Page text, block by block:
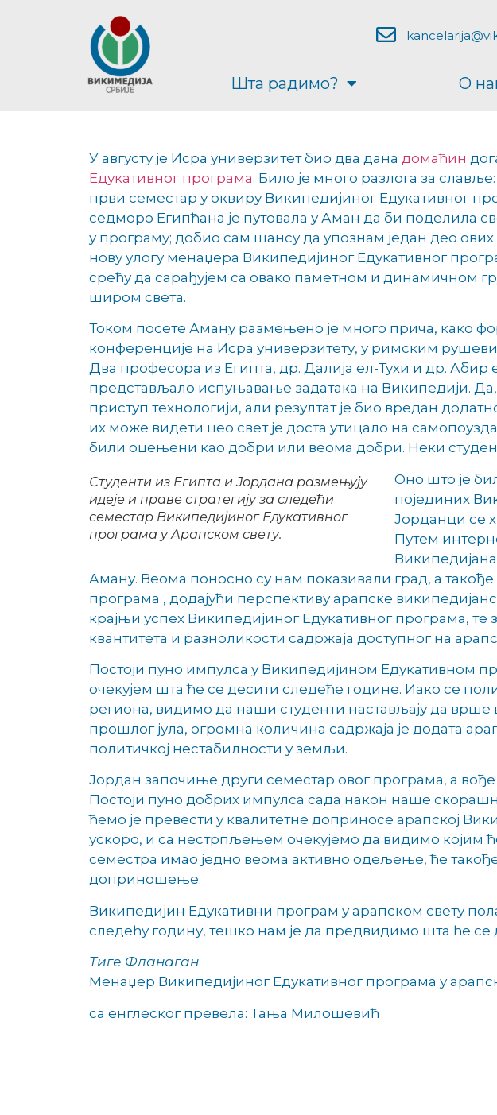
Шта радимо? О
У августу је Исра универзитет био два дана домаћин
Едукативног програма. Било је много разлога за
први семестар у оквиру Википедијиног Едукативног
седморо Египћана је путовала у Аман да би поделила
у програму; добио сам шансу да упознам један део
нову улогу менаџера Википедијиног Едукативног
срећу да сарађујем са овако паметном и динамичном
широм света.
Током посете Аману размењено је много прича, како
конференције на Исра универзитету, у римским
Два професора из Египта, др. Далија ел-Тухи и др. Абир
представљало испуњавање задатака на Википедији.
приступ технологији, али резултат је био вредан
их може видети цео свет је доста утицало на
били оцењени као добри или веома добри. Неки
Студенти из Египта и Јордана размењују
идеје и праве стратегију за следећи
семестар Википедијиног Едукативног
програма у Арапском свету.
Оно што је
појединих
Јорданци се
Путем
Аману. Веома поносно су нам показивали град, а
програма , додајући перспективу арапске
крајњи успех Википедијиног Едукативног програма,
квантитета и разноликости садржаја доступног на
Постоји пуно импулса у Википедијином Едукативном
очекујем шта ће се десити следеће године. Иако се
региона, видимо да наши студенти настављају да
прошлог јула, огромна количина садржаја је додата
политичкој нестабилности у земљи.
Јордан започиње други семестар овог програма, а
Постоји пуно добрих импулса сада након наше
ћемо је превести у квалитетне доприносе арапској
ускоро, и са нестрпљењем очекујемо да видимо којим
семестра имао једно веома активно одељење, ће
доприношење.
Википедијин Едукативни програм у арапском свету
следећу годину, тешко нам је да предвидимо шта ће се
Тиге Фланаган
Менаџер Википедијиног Едукативног програма у
са енглеског превела: Тања Милошевић